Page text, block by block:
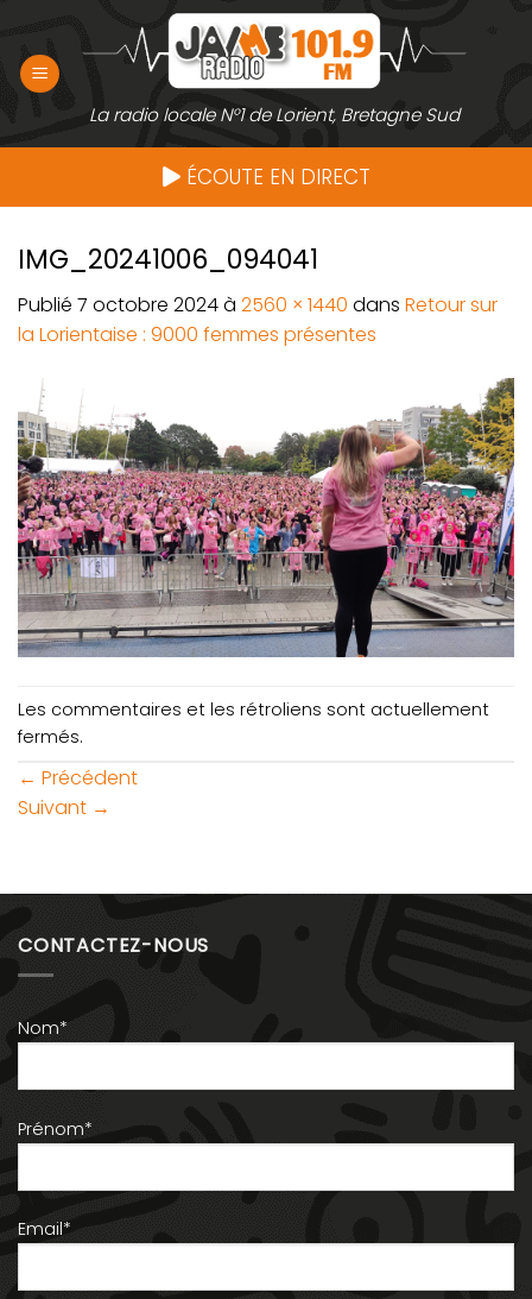
contenu
La radio locale N°1 de Lorient, Bretagne Sud
ÉCOUTE EN DIRECT
IMG_20241006_094041
Publié 7 octobre 2024à 2560 × 1440 dans Retour sur
la Lorientaise : 9000 femmes présentes
Les commentaires et les rétroliens sont actuellement
fermés.
← Précédent
Suivant →
CONTACTEZ-NOUS
Nom*
Prénom*
Email*